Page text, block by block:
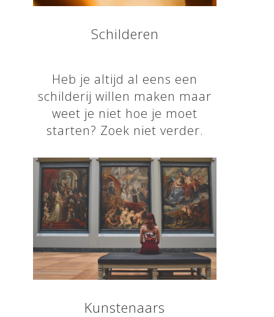
Schilderen
Heb je altijd al eens een
schilderij willen maken maar
weet je niet hoe je moet
starten? Zoek niet verder.
Kunstenaars